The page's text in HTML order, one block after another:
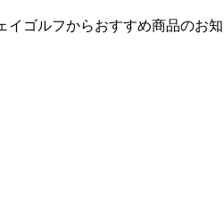
ゴルフからおすすめ商品のお